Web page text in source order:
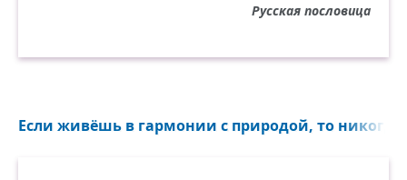
Русская пословица
Если живёшь в гармонии с природой, то